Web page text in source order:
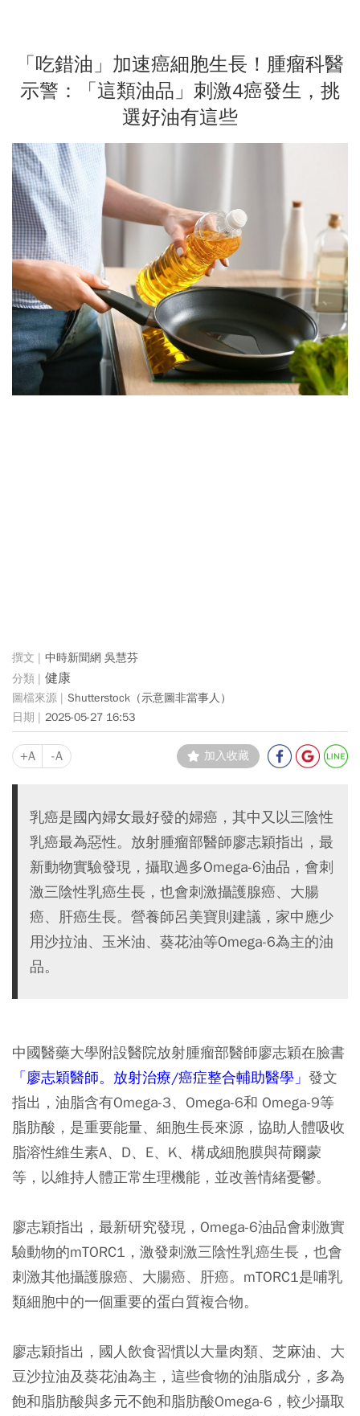
「吃錯油」加速癌細胞生長！腫瘤科醫
示警：「這類油品」刺激4癌發生，挑
選好油有這些
中時新聞網 吳慧芬
健康
Shutterstock（示意圖非當事人）
2025-05-27 16:53
+A -A 加入收藏
乳癌是國內婦女最好發的婦癌，其中又以三陰性
乳癌最為惡性。放射腫瘤部醫師廖志穎指出，最
新動物實驗發現，攝取過多Omega-6油品，會刺
激三陰性乳癌生長，也會刺激攝護腺癌、大腸
癌、肝癌生長。營養師呂美寶則建議，家中應少
用沙拉油、玉米油、葵花油等Omega-6為主的油
品。
中國醫藥大學附設醫院放射腫瘤部醫師廖志穎在臉書
「廖志穎醫師。放射治療/癌症整合輔助醫學」 發文
指出，油脂含有Omega-3、Omega-6和 Omega-9等
脂肪酸，是重要能量、細胞生長來源，協助人體吸收
脂溶性維生素A、D、E、K、構成細胞膜與荷爾蒙
等，以維持人體正常生理機能，並改善情緒憂鬱。
廖志穎指出，最新研究發現，Omega-6油品會刺激實
驗動物的mTORC1，激發刺激三陰性乳癌生長，也會
刺激其他攝護腺癌、大腸癌、肝癌。mTORC1是哺乳
類細胞中的一個重要的蛋白質複合物。
廖志穎指出，國人飲食習慣以大量肉類、芝麻油、大
豆沙拉油及葵花油為主，這些食物的油脂成分，多為
飽和脂肪酸與多元不飽和脂肪酸Omega-6，較少攝取